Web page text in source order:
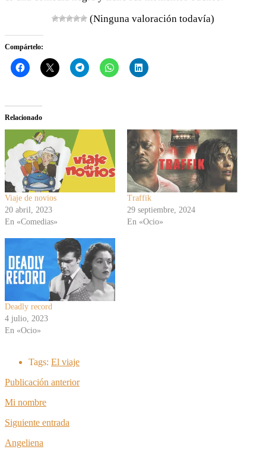
(Ninguna valoración todavía)
Compártelo:
Relacionado
Viaje de novios
20 abril, 2023
En «Comedias»
Traffik
29 septiembre, 2024
En «Ocio»
Deadly record
4 julio, 2023
En «Ocio»
Tags: El viaje
Publicación anterior
Mi nombre
Siguiente entrada
Angeliena